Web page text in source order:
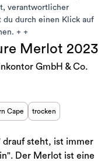
verantwortlicher
du durch einen Klick auf
+ +
Merlot 2023
GmbH & Co.
Cape trocken
drauf steht, ist immer
Der Merlot ist eine